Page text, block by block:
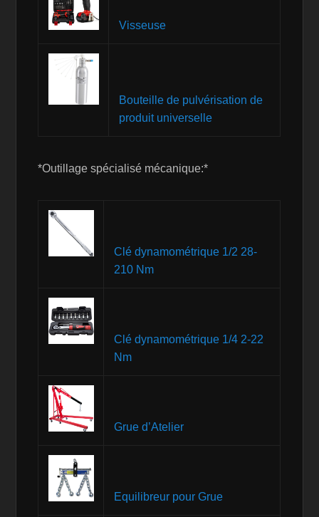
Visseuse
Bouteille de pulvérisation de
produit universelle
*Outillage spécialisé mécanique:*
Clé dynamométrique 1/2 28-
210 Nm
Clé dynamométrique 1/4 2-22
Nm
Grue d’Atelier
Equilibreur pour Grue